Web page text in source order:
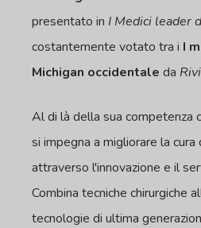
presentato in I Medici leader
costantemente votato tra i I
Michigan occidentale da
Al di là della sua competenza
si impegna a migliorare la
attraverso l'innovazione e il
Combina tecniche chirurgiche
tecnologie di ultima